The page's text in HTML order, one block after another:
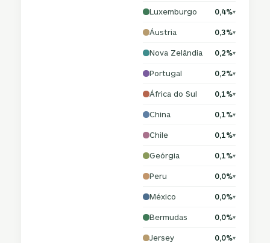
Luxemburgo 0,4%▾
Áustria 0,3%▾
Nova Zelândia 0,2%▾
Portugal 0,2%▾
África do Sul 0,1%▾
China 0,1%▾
Chile 0,1%▾
Geórgia 0,1%▾
Peru 0,0%▾
México 0,0%▾
Bermudas 0,0%▾
Jersey 0,0%▾